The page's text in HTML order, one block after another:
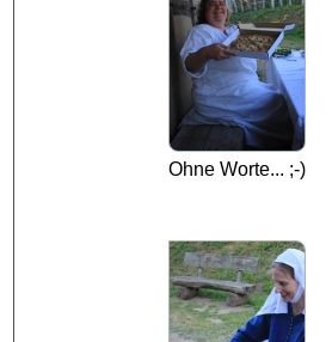
Ohne Worte... ;-)